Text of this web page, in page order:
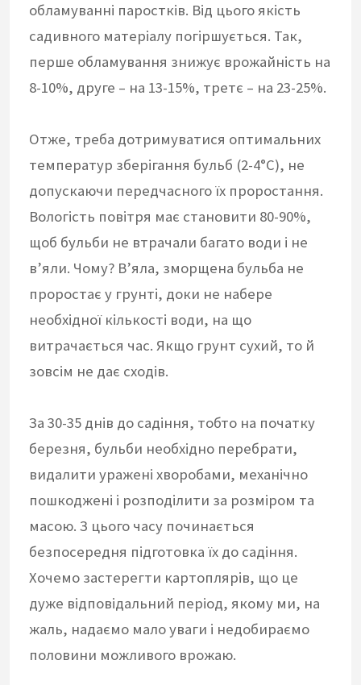
обламуванні паростків. Від цього якість
садивного матеріалу погіршується. Так,
перше обламування знижує врожайність на
8-10%, друге – на 13-15%, третє – на 23-25%.
Отже, треба дотримуватися оптимальних
температур зберігання бульб (2-4°С), не
допускаючи передчасного їх проростання.
Вологість повітря має становити 80-90%,
щоб бульби не втрачали багато води і не
в’яли. Чому? В’яла, зморщена бульба не
проростає у грунті, доки не набере
необхідної кількості води, на що
витрачається час. Якщо грунт сухий, то й
зовсім не дає сходів.
За 30-35 днів до садіння, тобто на початку
березня, бульби необхідно перебрати,
видалити уражені хворобами, механічно
пошкоджені і розподілити за розміром та
масою. З цього часу починається
безпосередня підготовка їх до садіння.
Хочемо застерегти картоплярів, що це
дуже відповідальний період, якому ми, на
жаль, надаємо мало уваги і недобираємо
половини можливого врожаю.